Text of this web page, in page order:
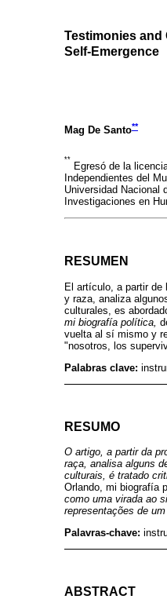
Testimonies
Self-Emergence
Mag De Santo**
**
Egresó de la
Independientes del
Universidad Nacional
Investigaciones en
RESUMEN
El artículo, a partir de
y raza, analiza
culturales, es
mi biografía política,
vuelta al sí mismo y
"nosotros, los
Palabras clave:
RESUMO
O artigo, a partir da
raça, analisa alguns
culturais, é tratado
Orlando, mi biografía
como uma virada ao
representações de
Palavras-chave:
ABSTRACT